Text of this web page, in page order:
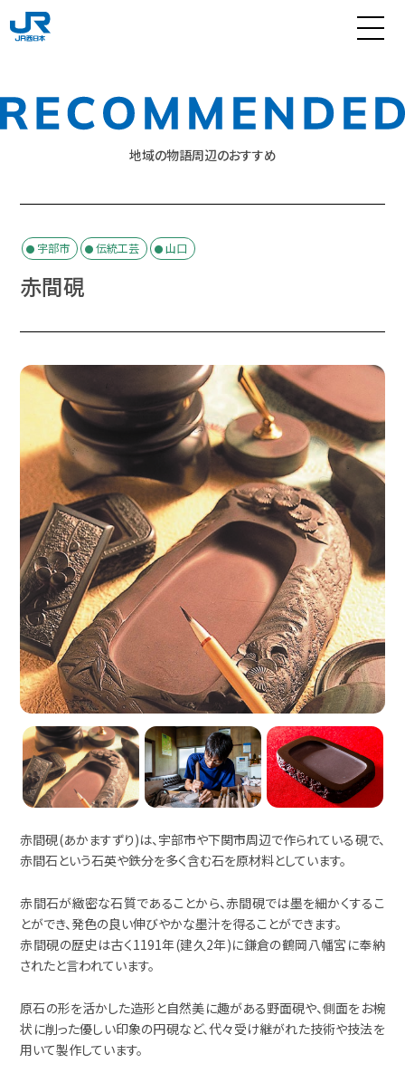
地域の物語周辺のおすすめ
宇部市 伝統工芸 山口
赤間硯
赤間硯(あかますずり)は、宇部市や下関市周辺で作られている硯で、
赤間石という石英や鉄分を多く含む石を原材料としています。
赤間石が緻密な石質であることから、赤間硯では墨を細かくするこ
とができ、発色の良い伸びやかな墨汁を得ることができます。
赤間硯の歴史は古く1191年(建久2年)に鎌倉の鶴岡八幡宮に奉納
されたと言われています。
原石の形を活かした造形と自然美に趣がある野面硯や、側面をお椀
状に削った優しい印象の円硯など、代々受け継がれた技術や技法を
用いて製作しています。